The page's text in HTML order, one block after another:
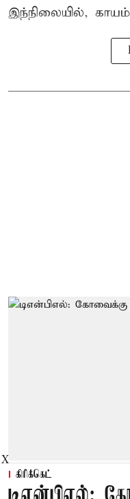
இந்நிலையில்,
கிரிக்கெட்
X